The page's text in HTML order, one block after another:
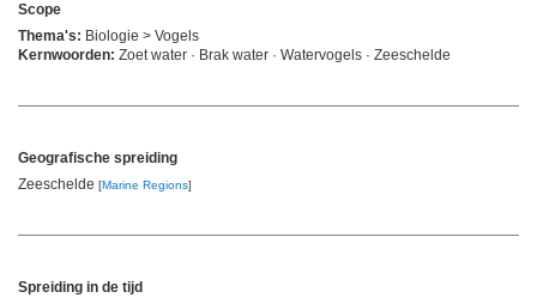
Scope
Thema's: Biologie > Vogels
Kernwoorden: Zoet water · Brak water · Watervogels · Zeeschelde
Geografische spreiding
Zeeschelde [Marine Regions]
Spreiding in de tijd